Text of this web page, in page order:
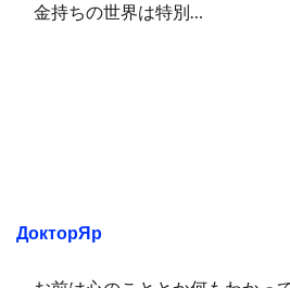
金持ちの世界は特別…
ДокторЯр